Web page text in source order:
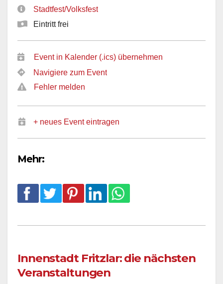
Stadtfest/Volksfest
Eintritt frei
Event in Kalender (.ics) übernehmen
Navigiere zum Event
Fehler melden
+ neues Event eintragen
Mehr:
Innenstadt Fritzlar: die nächsten
Veranstaltungen